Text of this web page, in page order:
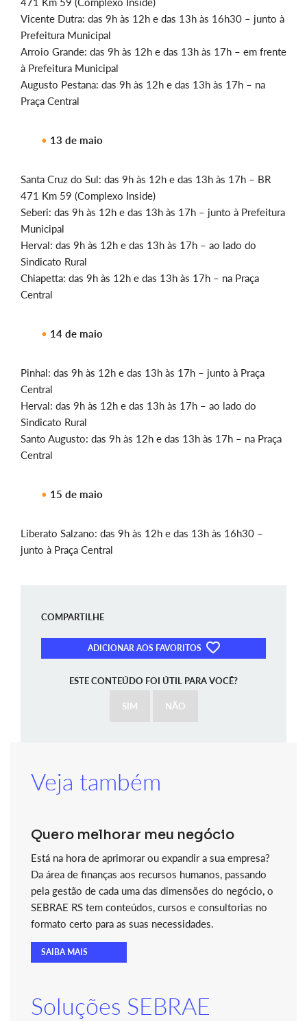
Vicente Dutra: das 9h às 12h e das 13h às 16h30 – junto à
Prefeitura Municipal
Arroio Grande: das 9h às 12h e das 13h às 17h – em frente
à Prefeitura Municipal
Augusto Pestana: das 9h às 12h e das 13h às 17h – na
Praça Central
13 de maio
Santa Cruz do Sul: das 9h às 12h e das 13h às 17h – BR
471 Km 59 (Complexo Inside)
Seberi: das 9h às 12h e das 13h às 17h – junto à Prefeitura
Municipal
Herval: das 9h às 12h e das 13h às 17h – ao lado do
Sindicato Rural
Chiapetta: das 9h às 12h e das 13h às 17h – na Praça
Central
14 de maio
Pinhal: das 9h às 12h e das 13h às 17h – junto à Praça
Central
Herval: das 9h às 12h e das 13h às 17h – ao lado do
Sindicato Rural
Santo Augusto: das 9h às 12h e das 13h às 17h – na Praça
Central
15 de maio
Liberato Salzano: das 9h às 12h e das 13h às 16h30 –
junto à Praça Central
COMPARTILHE
ADICIONAR AOS FAVORITOS
ESTE CONTEÚDO FOI ÚTIL PARA VOCÊ?
SIM NÃO
Veja também
Quero melhorar meu negócio
Está na hora de aprimorar ou expandir a sua empresa?
Da área de finanças aos recursos humanos, passando
pela gestão de cada uma das dimensões do negócio, o
SEBRAE RS tem conteúdos, cursos e consultorias no
formato certo para as suas necessidades.
SAIBA MAIS
Soluções SEBRAE